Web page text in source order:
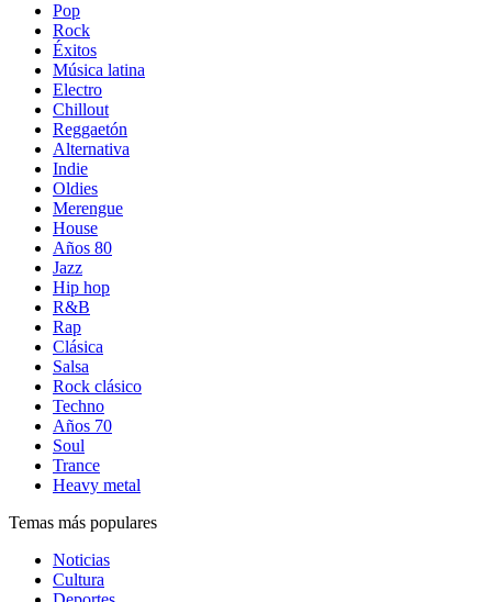
Pop
Rock
Éxitos
Música latina
Electro
Chillout
Reggaetón
Alternativa
Indie
Oldies
Merengue
House
Años 80
Jazz
Hip hop
R&B
Rap
Clásica
Salsa
Rock clásico
Techno
Años 70
Soul
Trance
Heavy metal
Temas más populares
Noticias
Cultura